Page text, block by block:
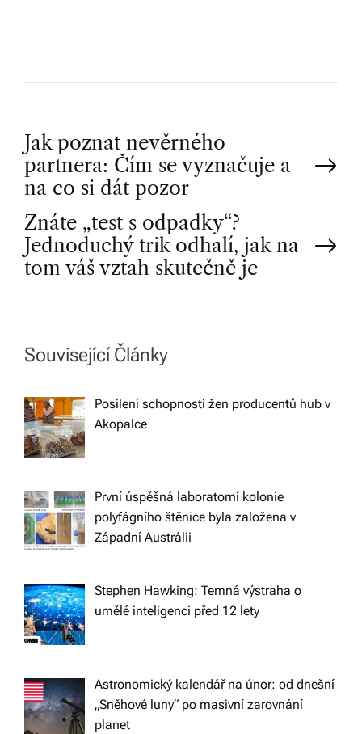
P
o
s
t
a
v
i
g
a
i
o
n
Jak poznat nevěrného
partnera: Čím se vyznačuje a
na co si dát pozor
Znáte „test s odpadky“?
Jednoduchý trik odhalí, jak na
tom váš vztah skutečně je
Související Články
Posílení schopností žen producentů hub v
Akopalce
První úspěšná laboratorní kolonie
polyfágního štěnice byla založena v
Západní Austrálii
Stephen Hawking: Temná výstraha o
umělé inteligenci před 12 lety
Astronomický kalendář na únor: od dnešní
„Sněhové luny“ po masivní zarovnání
planet